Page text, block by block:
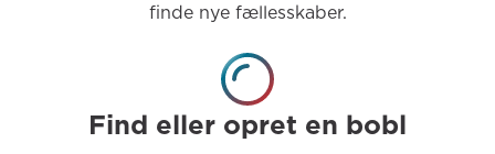
finde nye fællesskaber.
Find eller opret en bobl